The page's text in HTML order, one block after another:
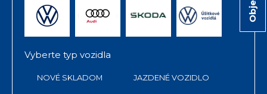
Vyberte typ vozidla
NOVÉ SKLADOM JAZDENÉ VOZIDLO